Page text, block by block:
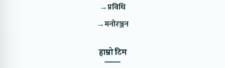
→प्रविधि
→मनोरञ्जन
हाम्रो टिम